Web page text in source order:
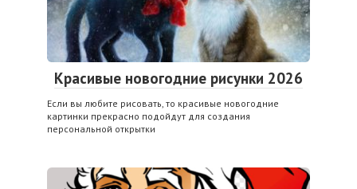
Красивые новогодние рисунки 2026
Если вы любите рисовать, то красивые новогодние
картинки прекрасно подойдут для создания
персональной открытки